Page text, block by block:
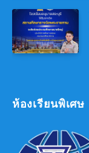
ห้องเรียนพิเศษ